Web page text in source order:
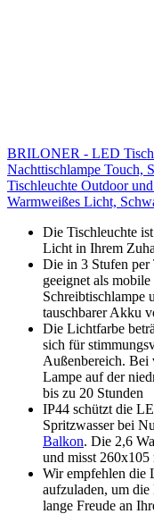
BRILONER - LED
Nachttischlampe Touch,
Tischleuchte Outdoor
Warmweißes Licht,
Die Tischleuchte
Licht in Ihrem
Die in 3 Stufen
geeignet als
Schreibtischlampe
tauschbarer Akku
Die Lichtfarbe
sich für
Außenbereich. Bei
Lampe auf der
bis zu 20 Stunden
IP44 schützt die
Spritzwasser bei
Balkon. Die 2,6
und misst
Wir empfehlen die
aufzuladen, um die
lange Freude an